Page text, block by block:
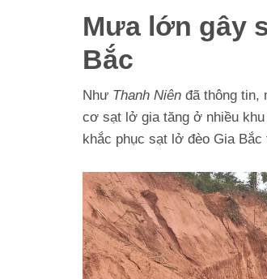
Mưa lớn gây
Bắc
Như Thanh Niên đã thông tin,
cơ sạt lở gia tăng ở nhiều
khắc phục sạt lở đèo Gia Bắc